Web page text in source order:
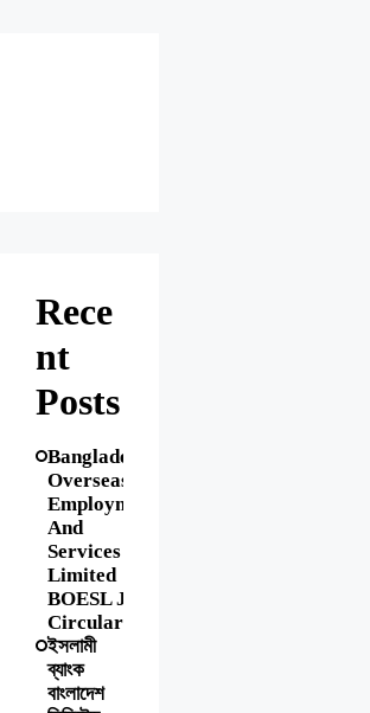
Rece
nt
Posts
Bangladesh
Overseas
Employment
And
Services
Limited
BOESL Job
Circular
ইসলামী
ব্যাংক
বাংলাদেশ